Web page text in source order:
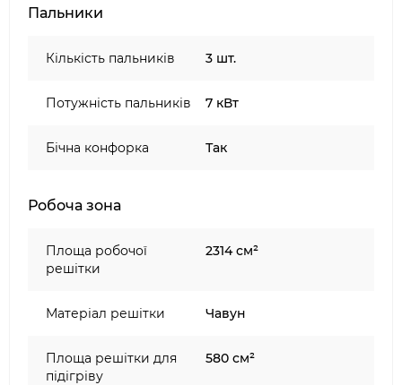
рівномірним нагрівом — ідеальний варіант для
осіб.
Пальники
Кількість пальників 3 шт.
Потужність пальників 7 кВт
Бічна конфорка Так
Робоча зона
Площа робочої
решітки
2314 см²
Матеріал решітки Чавун
Площа решітки для
підігріву
580 см²